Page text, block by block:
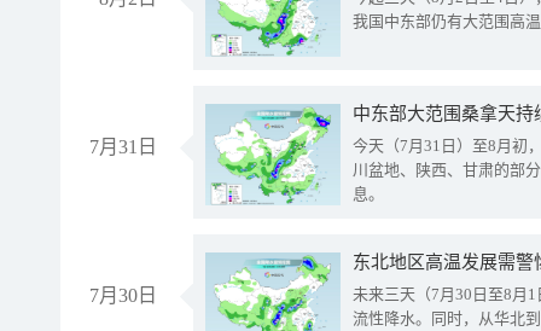
我国中东部仍有大范围高
7月31日
中东部大范围桑拿天
今天（7月31日）至8月初
川盆地、陕西、甘肃的部
息。
7月30日
东北地区高温发展需
未来三天（7月30日至8月
流性降水。同时，从华北